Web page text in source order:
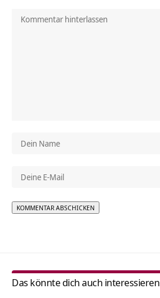
Das könnte dich auch interessieren